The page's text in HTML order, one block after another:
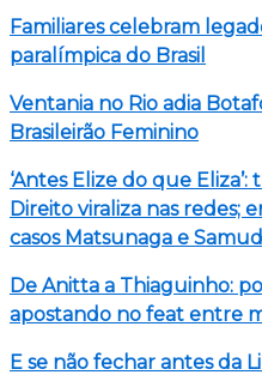
Familiares celebram
paralímpica do Brasil
Ventania no Rio adia
Brasileirão Feminino
‘Antes Elize do que
Direito viraliza nas redes;
casos Matsunaga e
De Anitta a Thiaguinho:
apostando no feat entre
E se não fechar antes da